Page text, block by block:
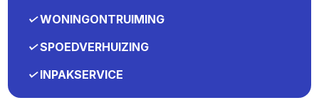
✓WONINGONTRUIMING
✓SPOEDVERHUIZING
✓INPAKSERVICE